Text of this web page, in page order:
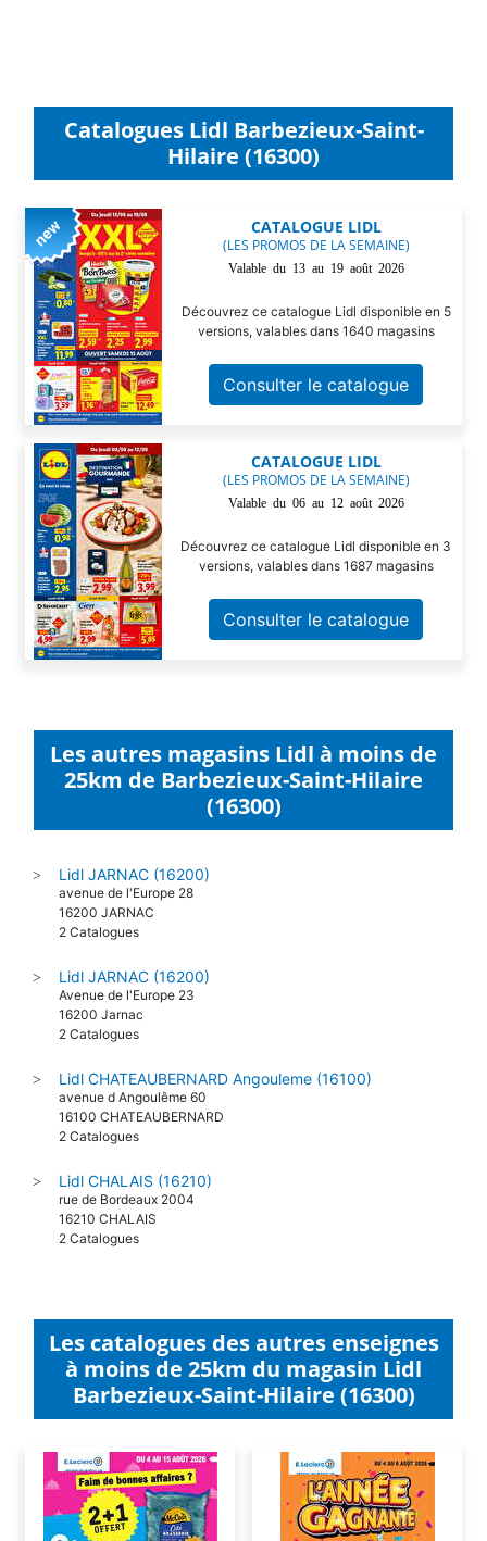
Catalogues Lidl Barbezieux-Saint-
Hilaire (16300)
CATALOGUE LIDL
(LES PROMOS DE LA SEMAINE)
Valable du 13 au 19 août 2026
Découvrez ce catalogue Lidl disponible en 5
versions, valables dans 1640 magasins
Consulter le catalogue
CATALOGUE LIDL
(LES PROMOS DE LA SEMAINE)
Valable du 06 au 12 août 2026
Découvrez ce catalogue Lidl disponible en 3
versions, valables dans 1687 magasins
Consulter le catalogue
Les autres magasins Lidl à moins de
25km de Barbezieux-Saint-Hilaire
(16300)
> Lidl JARNAC (16200)
avenue de l'Europe 28
16200 JARNAC
2 Catalogues
> Lidl JARNAC (16200)
Avenue de l'Europe 23
16200 Jarnac
2 Catalogues
> Lidl CHATEAUBERNARD Angouleme (16100)
avenue d Angoulême 60
16100 CHATEAUBERNARD
2 Catalogues
> Lidl CHALAIS (16210)
rue de Bordeaux 2004
16210 CHALAIS
2 Catalogues
Les catalogues des autres enseignes
à moins de 25km du magasin Lidl
Barbezieux-Saint-Hilaire (16300)